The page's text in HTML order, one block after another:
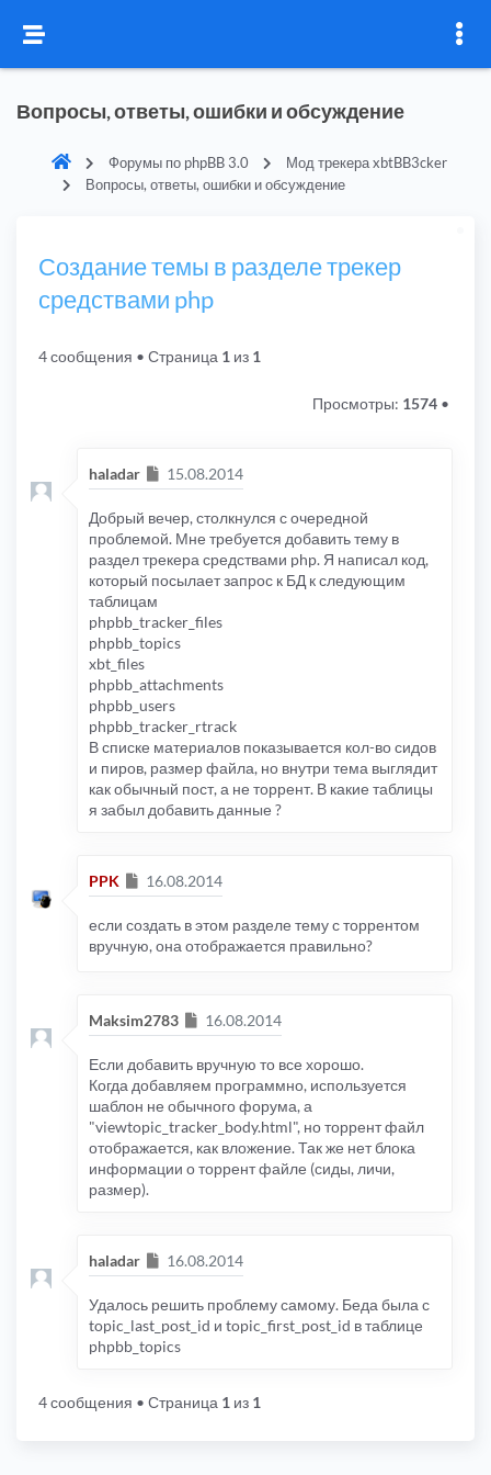
Вопросы, ответы, ошибки и обсуждение
Форумы по phpBB 3.0
Мод трекера xbtBB3cker
Вопросы, ответы, ошибки и обсуждение
Создание темы в разделе трекер
средствами php
4 сообщения • Страница 1 из 1
Просмотры: 1574 •
haladar Сообщение
15.08.2014
Добрый вечер, столкнулся с очередной
проблемой. Мне требуется добавить тему в
раздел трекера средствами php. Я написал код,
который посылает запрос к БД к следующим
таблицам
phpbb_tracker_files
phpbb_topics
xbt_files
phpbb_attachments
phpbb_users
phpbb_tracker_rtrack
В списке материалов показывается кол-во сидов
и пиров, размер файла, но внутри тема выглядит
как обычный пост, а не торрент. В какие таблицы
я забыл добавить данные ?
PPK Сообщение
16.08.2014
если создать в этом разделе тему с торрентом
вручную, она отображается правильно?
Maksim2783 Сообщение
16.08.2014
Если добавить вручную то все хорошо.
Когда добавляем программно, используется
шаблон не обычного форума, а
"viewtopic_tracker_body.html", но торрент файл
отображается, как вложение. Так же нет блока
информации о торрент файле (сиды, личи,
размер).
haladar Сообщение
16.08.2014
Удалось решить проблему самому. Беда была с
topic_last_post_id и topic_first_post_id в таблице
phpbb_topics
4 сообщения • Страница 1 из 1